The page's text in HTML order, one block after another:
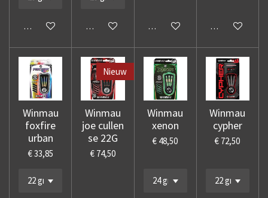
In winkelwagen In winkelwagen In winkelwagen In winkelwagen
Winmau
foxfire
urban
€ 33,85
Nieuw
Winmau
joe cullen
se 22G
€ 74,50
Winmau
xenon
€ 48,50
Winmau
cypher
€ 72,50